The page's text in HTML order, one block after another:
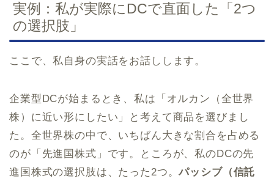
実例：私が実際にDCで直面した「2つ
の選択肢」
ここで、私自身の実話をお話しします。
企業型DCが始まるとき、私は「オルカン（全世界
株）に近い形にしたい」と考えて商品を選びまし
た。全世界株の中で、いちばん大きな割合を占める
のが「先進国株式」です。ところが、私のDCの先
進国株式の選択肢は、たった2つ。パッシブ（信託